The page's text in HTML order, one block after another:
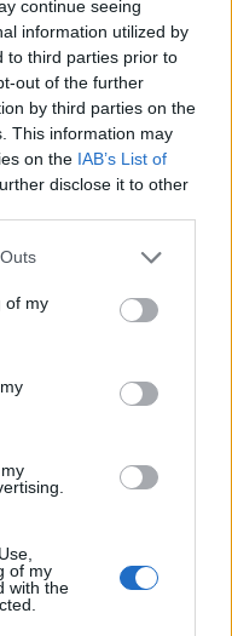
continue seeing
information utilized by
to third parties prior to
out of the further
by third parties on the
This information may
on the IAB’s List of
disclose it to other
of my
of my
with the
assistenti
Cusano. Tmo